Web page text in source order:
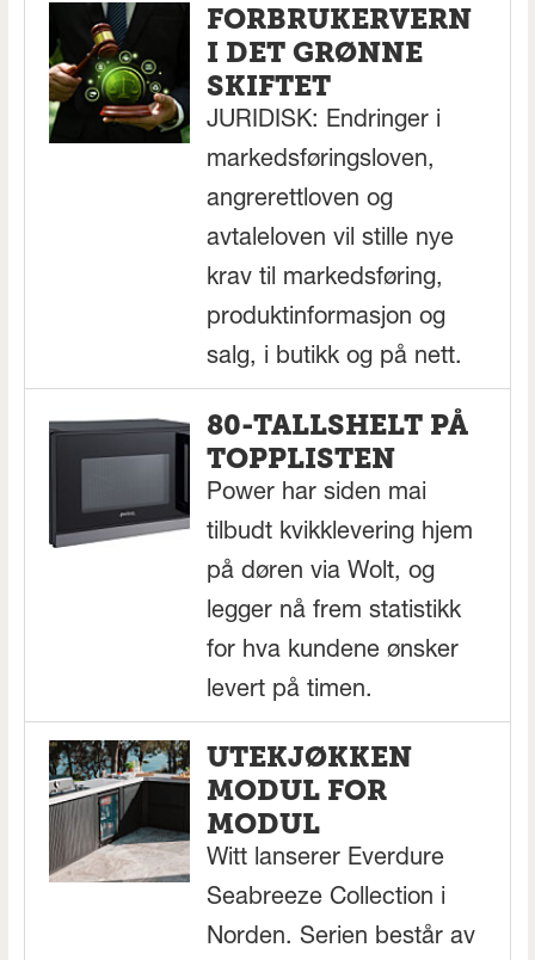
FORBRUKERVERN
I DET GRØNNE
SKIFTET
JURIDISK: Endringer i
markedsføringsloven,
angrerettloven og
avtaleloven vil stille nye
krav til markedsføring,
produktinformasjon og
salg, i butikk og på nett.
80-TALLSHELT PÅ
TOPPLISTEN
Power har siden mai
tilbudt kvikklevering hjem
på døren via Wolt, og
legger nå frem statistikk
for hva kundene ønsker
levert på timen.
UTEKJØKKEN
MODUL FOR
MODUL
Witt lanserer Everdure
Seabreeze Collection i
Norden. Serien består av